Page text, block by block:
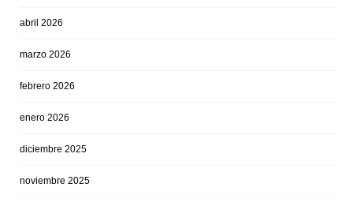
abril 2026
marzo 2026
febrero 2026
enero 2026
diciembre 2025
noviembre 2025